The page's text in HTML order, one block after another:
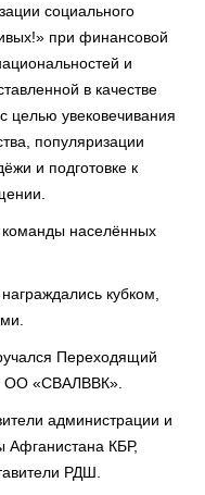
социального
при финансовой
и
в качестве
целью увековечивания
популяризации
и подготовке к
команды населённых
кубком,
Переходящий
ОО «СВАЛВВК».
администрации и
Афганистана КБР,
РДШ.